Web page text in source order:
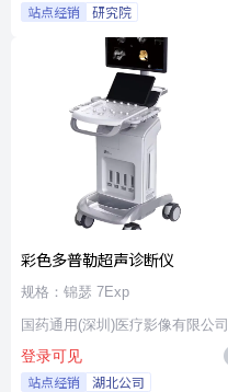
站点经销 研究院
彩色多普勒超声诊断仪
规格：锦瑟 7Exp
国药通用(深圳)医疗影像有限公司
登录可见
站点经销 湖北公司